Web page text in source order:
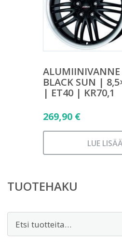
ALUMIINIVANNE
BLACK SUN |
| ET40 | KR70,1
269,90 €
LUE
TUOTEHAKU